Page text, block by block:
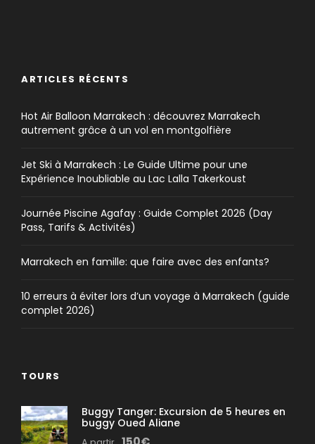
ARTICLES RÉCENTS
Hot Air Balloon Marrakech : découvrez Marrakech
autrement grâce à un vol en montgolfière
Jet Ski à Marrakech : Le Guide Ultime pour une
Expérience Inoubliable au Lac Lalla Takerkoust
Journée Piscine Agafay : Guide Complet 2026 (Day
Pass, Tarifs & Activités)
Marrakech en famille: que faire avec des enfants?
10 erreurs à éviter lors d’un voyage à Marrakech (guide
complet 2026)
TOURS
Buggy Tanger: Excursion de 5 heures en
buggy Oued Aliane